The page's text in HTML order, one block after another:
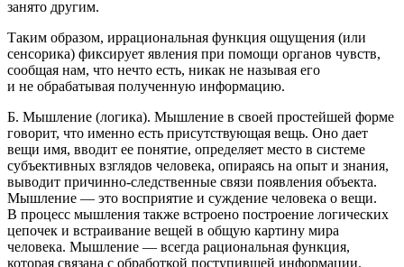
занято другим.
Таким образом, иррациональная функция ощущения (или
сенсорика) фиксирует явления при помощи органов чувств,
сообщая нам, что нечто есть, никак не называя его
и не обрабатывая полученную информацию.
Б. Мышление (логика). Мышление в своей простейшей форме
говорит, что именно есть присутствующая вещь. Оно дает
вещи имя, вводит ее понятие, определяет место в системе
субъективных взглядов человека, опираясь на опыт и знания,
выводит причинно-следственные связи появления объекта.
Мышление — это восприятие и суждение человека о вещи.
В процесс мышления также встроено построение логических
цепочек и встраивание вещей в общую картину мира
человека. Мышление — всегда рациональная функция,
которая связана с обработкой поступившей информации.